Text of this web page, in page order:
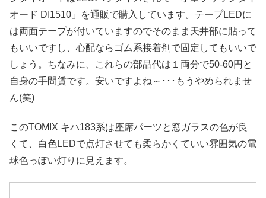
オード DI1510」を通販で購入しています。テープLEDに
は両面テープが付いていますのでそのまま天井部に貼って
もいいですし、心配ならゴム系接着剤で固定してもいいで
しょう。ちなみに、これらの部品代は１両分で50-60円と
自身の手間賃です。安いですよね～･･･もうやめられませ
ん(笑)
このTOMIX キハ183系は座席パーツと窓ガラスの色が良
くて、白色LEDで点灯させても柔らかくていい雰囲気の電
球色っぽい灯りに見えます。